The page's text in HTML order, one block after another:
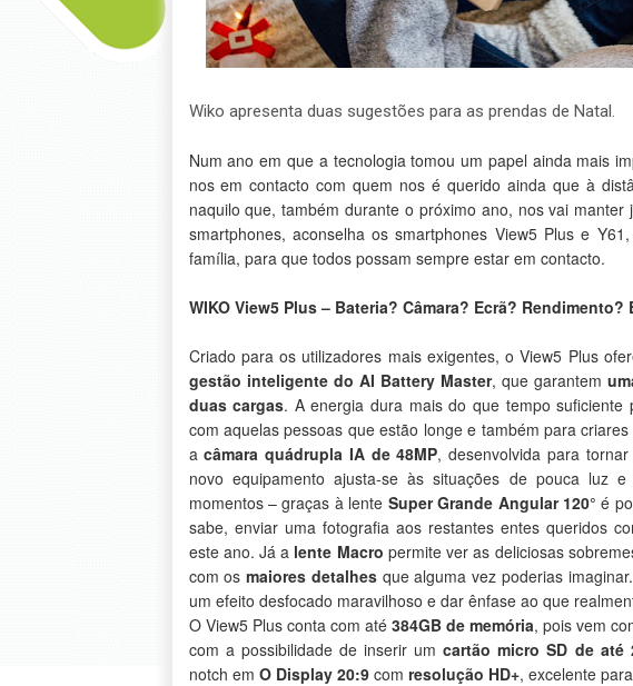
Wiko apresenta duas sugestões para as prendas de Natal.
Num ano em que a tecnologia tomou um papel ainda mais
nos em contacto com quem nos é querido ainda que à
naquilo que, também durante o próximo ano, nos vai manter
smartphones, aconselha os smartphones View5 Plus e
família, para que todos possam sempre estar em contacto.
WIKO View5 Plus – Bateria? Câmara? Ecrã?
Criado para os utilizadores mais exigentes, o View5 Plus
gestão inteligente do AI Battery Master, que garantem
duas cargas. A energia dura mais do que tempo suficiente
com aquelas pessoas que estão longe e também para
acâmara quádrupla IA de 48MP, desenvolvida para
novo equipamento ajusta-se às situações de pouca luz
momentos – graças à lente Super Grande Angular 120° é
sabe, enviar uma fotografia aos restantes entes queridos
este ano. Já a lente Macro permite ver as deliciosas
com osmaiores detalhesque alguma vez poderias
um efeito desfocado maravilhoso e dar ênfase ao que
O View5 Plus conta com até 384GB de memória, pois vem
com a possibilidade de inserir umcartão micro SD de até
notch em O Display 20:9com resolução HD+, excelente